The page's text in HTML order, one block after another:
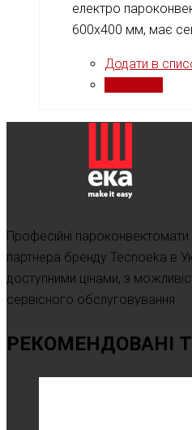
електро
600х400 мм, має
Додати в
Професійні пароконвектомати
партнера бренду Tecnoeka в
доступними цінами, з
сервісного обслуговування.
РЕКОМЕНДОВАНІ